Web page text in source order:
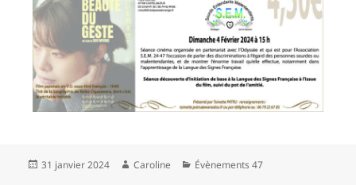
Publié
31 janvier 2024 Auteur
Caroline Catégories
Évènements 47